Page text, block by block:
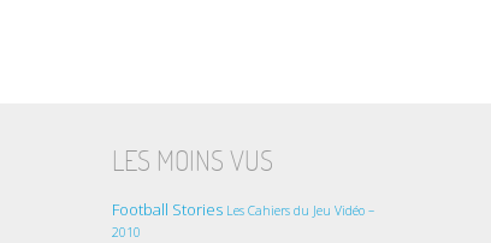
LES MOINS VUS
Football Stories Les Cahiers du Jeu Vidéo –
2010